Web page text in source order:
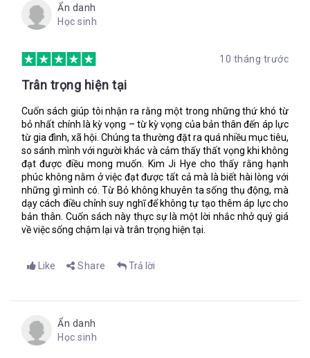
Ẩn danh
Học sinh
10 tháng trước
Trân trọng hiện tại
Cuốn sách giúp tôi nhận ra rằng một trong những thứ khó từ
bỏ nhất chính là kỳ vọng – từ kỳ vọng của bản thân đến áp lực
từ gia đình, xã hội. Chúng ta thường đặt ra quá nhiều mục tiêu,
so sánh mình với người khác và cảm thấy thất vọng khi không
đạt được điều mong muốn. Kim Ji Hye cho thấy rằng hạnh
phúc không nằm ở việc đạt được tất cả mà là biết hài lòng với
những gì mình có. Từ Bỏ không khuyên ta sống thụ động, mà
dạy cách điều chỉnh suy nghĩ để không tự tạo thêm áp lực cho
bản thân. Cuốn sách này thực sự là một lời nhắc nhở quý giá
về việc sống chậm lại và trân trọng hiện tại.
Like Share Trả lời
Ẩn danh
Học sinh